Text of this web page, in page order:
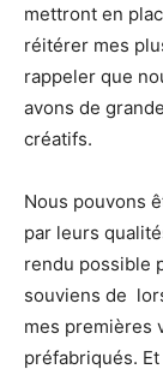
mettront en
réitérer mes
rappeler que
avons de
créatifs.
Nous pouvons
par leurs
rendu possible
souviens de
mes premières
préfabriqués.